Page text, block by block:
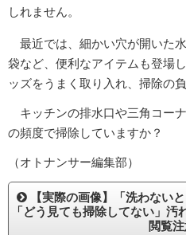
しれません。
最近では、細かい穴が開いた
袋など、便利なアイテムも登場
ッズをうまく取り入れ、掃除の
キッチンの排水口や三角コー
の頻度で掃除していますか？
（オトナンサー編集部）
【実際の画像】「洗わない
「どう見ても掃除してない」
閲覧注